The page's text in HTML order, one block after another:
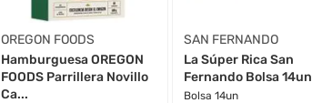
OREGON FOODS
Hamburguesa OREGON
FOODS Parrillera Novillo
Ca...
SAN FERNANDO
La Súper Rica San
Fernando Bolsa 14un
Bolsa 14un